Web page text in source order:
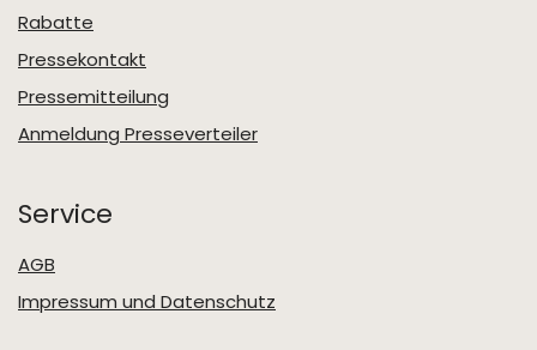
Rabatte
Pressekontakt
Pressemitteilung
Anmeldung Presseverteiler
Service
AGB
Impressum und Datenschutz